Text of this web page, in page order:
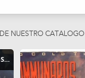
NUESTRO CATÁLOGO
CD-SINGLE